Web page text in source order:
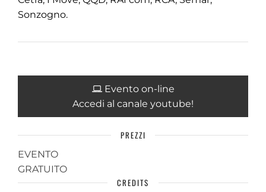
Sonzogno.
Evento on-line
Accedi al canale youtube!
PREZZI
EVENTO
GRATUITO
CREDITS